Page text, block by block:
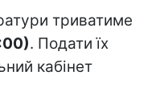
триватиме
. Подати їх
кабінет